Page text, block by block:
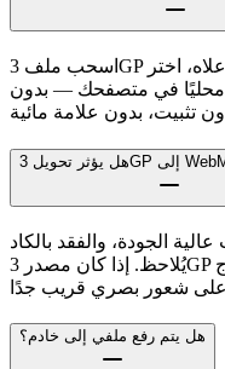
اسحب ملف 3GP إلى المحول أعلاه، اختر WebM كصيغة الإخراج، ثم
محليًا في متصفحك — بدون
الجودة، والفقد بالكاد
يُلاحظ. إذا كان مصدر 3GP عالي الدقة، فإن مخرج WebM سيحافظ
هل يتم رفع ملفي إلى خادم؟